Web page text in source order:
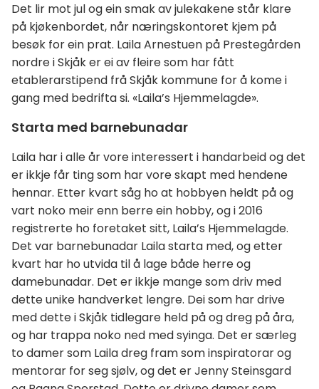
Det lir mot jul og ein smak av julekakene står klare
på kjøkenbordet, når næringskontoret kjem på
besøk for ein prat. Laila Arnestuen på Prestegården
nordre i Skjåk er ei av fleire som har fått
etablerarstipend frå Skjåk kommune for å kome i
gang med bedrifta si. «Laila’s Hjemmelagde».
Starta med barnebunadar
Laila har i alle år vore interessert i handarbeid og det
er ikkje får ting som har vore skapt med hendene
hennar. Etter kvart såg ho at hobbyen heldt på og
vart noko meir enn berre ein hobby, og i 2016
registrerte ho foretaket sitt, Laila’s Hjemmelagde.
Det var barnebunadar Laila starta med, og etter
kvart har ho utvida til å lage både herre og
damebunadar. Det er ikkje mange som driv med
dette unike handverket lengre. Dei som har drive
med dette i Skjåk tidlegare held på og dreg på åra,
og har trappa noko ned med syinga. Det er særleg
to damer som Laila dreg fram som inspiratorar og
mentorar for seg sjølv, og det er Jenny Steinsgard